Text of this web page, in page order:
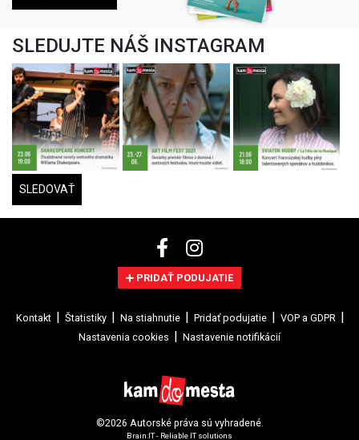
SLEDUJTE NÁŠ INSTAGRAM
SLEDOVAŤ
PRIDAŤ PODUJATIE
Kontakt Štatistiky Na stiahnutie Pridať podujatie
VOP a GDPR
Nastavenia cookies
Nastavenie notifikácií
©2026 Autorské práva sú vyhradené.
Brain:IT - Reliable IT solutions